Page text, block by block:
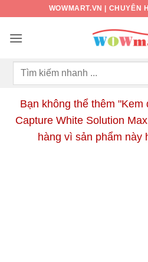
nội
WOWMART.VN | CHUYÊN
Tìm
Bạn không thể thêm
Capture White Solution
hàng vì sản phẩm này